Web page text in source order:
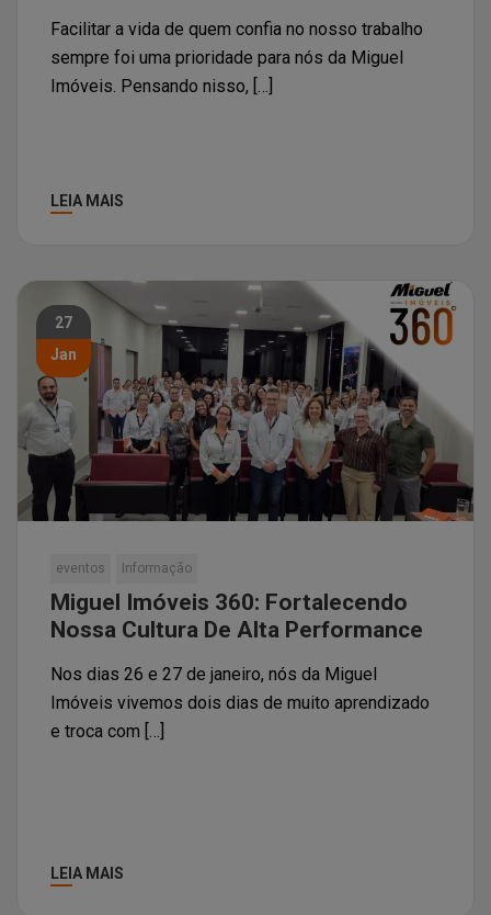
Facilitar a vida de quem confia no nosso trabalho
sempre foi uma prioridade para nós da Miguel
Imóveis. Pensando nisso, […]
LEIA MAIS
27
Jan
eventos Informação
Miguel Imóveis 360: Fortalecendo
Nossa Cultura De Alta Performance
Nos dias 26 e 27 de janeiro, nós da Miguel
Imóveis vivemos dois dias de muito aprendizado
e troca com […]
LEIA MAIS